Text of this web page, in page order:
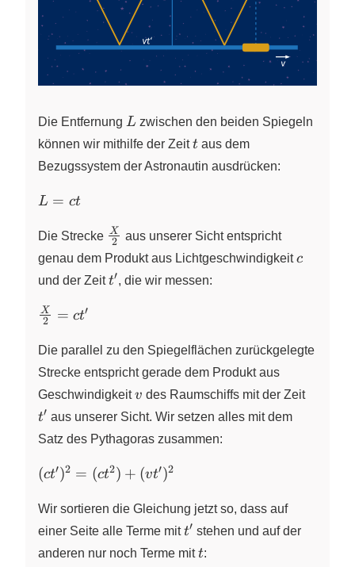
Die Entfernung L
L zwischen den beiden Spiegeln
können wir mithilfe der Zeitt
t aus dem
Bezugssystem der Astronautin ausdrücken:
L
ct
L = ct
Die Strecke \frac{X}
{2}
2
X
aus unserer Sicht entspricht
genau dem Produkt aus Lichtgeschwindigkeitc
c
und der Zeitt^{\prime}
t′, die wir messen:
\frac{X}
2
X = ct′
Die parallel zu den Spiegelflächen zurückgelegte
Strecke entspricht gerade dem Produkt aus
Geschwindigkeitv
v des Raumschiffs mit der Zeit
t′ aus unserer Sicht. Wir setzen alles mit dem
Satz des Pythagoras zusammen:
(ct^{\prime})^{2}
(vt^{\prime})^{2}
(ct′)2 = (ct2) + (vt′)2
Wir sortieren die Gleichung jetzt so, dass auf
einer Seite alle Terme mitt^{\prime}
t′ stehen und auf der
anderen nur noch Terme mitt
t: